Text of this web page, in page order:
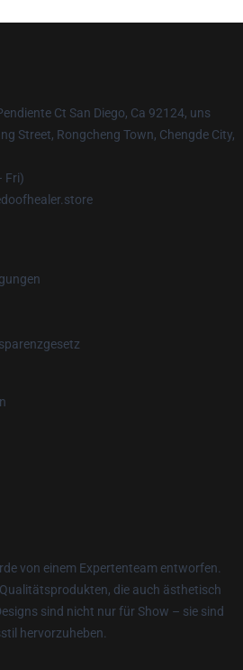
Ct San Diego, Ca 92124, uns
Street, Rongcheng Town, Chengde City,
Fri)
von einem Expertenteam entworfen.
die auch ästhetisch
sind nicht nur für Show – sie sind
hervorzuheben.